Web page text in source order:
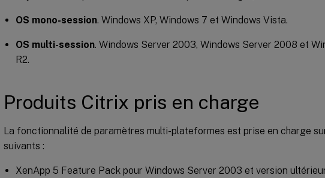
OS mono-session. Windows XP, Windows 7 et Windows Vista.
OS multi-session. Windows Server 2003, Windows Server 2008 et
R2.
Produits Citrix pris en charge
La fonctionnalité de paramètres multi-plateformes est prise en charge
suivants :
XenApp 5 Feature Pack pour Windows Server 2003 et version